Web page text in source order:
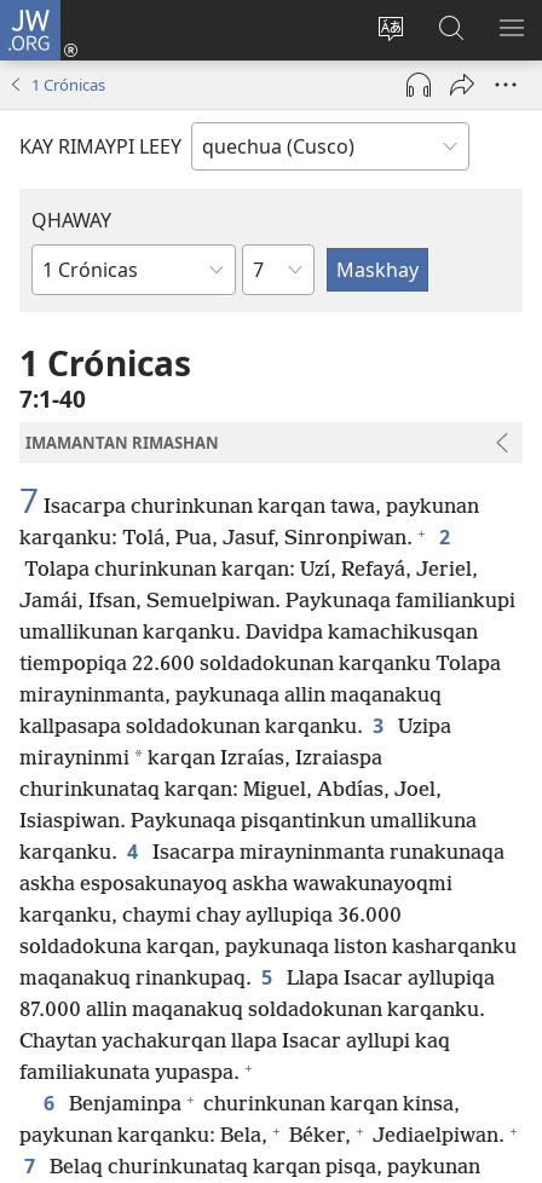
JW.ORG
Direccionpi
akllay
Sutiykiwan
jaykuy
(abre
nueva
JW.ORG
nisqapi
maskhay
1 Crónicas
KAY RIMAYPI LEEY
QHAWAY
Libro
la
Biblia
Capítulo
1 Crónicas
7:1-40
IMAMANTAN RIMASHAN
7 Isacarpa churinkunan karqan tawa, paykunan
karqanku: Tolá, Pua, Jasuf, Sinronpiwan. + 2
Tolapa churinkunan karqan: Uzí, Refayá, Jeriel,
Jamái, Ifsan, Semuelpiwan. Paykunaqa familiankupi
umallikunan karqanku. Davidpa kamachikusqan
tiempopiqa 22.600 soldadokunan karqanku Tolapa
mirayninmanta, paykunaqa allin maqanakuq
kallpasapa soldadokunan karqanku. 3
Uzipa
mirayninmi * karqan Izraías, Izraiaspa
churinkunataq karqan: Miguel, Abdías, Joel,
Isiaspiwan. Paykunaqa pisqantinkun umallikuna
karqanku. 4
Isacarpa mirayninmanta runakunaqa
askha esposakunayoq askha wawakunayoqmi
karqanku, chaymi chay ayllupiqa 36.000
soldadokuna karqan, paykunaqa liston kasharqanku
maqanakuq rinankupaq. 5
Llapa Isacar ayllupiqa
87.000 allin maqanakuq soldadokunan karqanku.
Chaytan yachakurqan llapa Isacar ayllupi kaq
familiakunata yupaspa. +
6 Benjaminpa + churinkunan karqan kinsa,
paykunan karqanku: Bela, + Béker, + Jediaelpiwan. +
7
Belaq churinkunataq karqan pisqa, paykunan